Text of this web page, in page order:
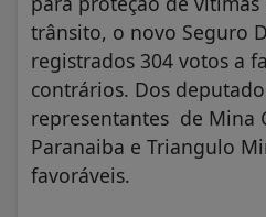
trânsito, o novo Seguro
registrados 304 votos a
contrários. Dos
representantes de Mina
Paranaiba e Triangulo
favoráveis.